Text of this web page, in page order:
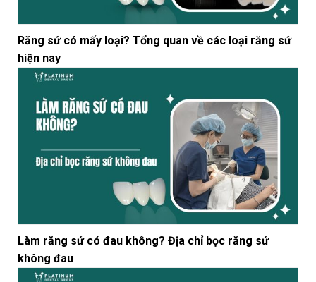
Răng sứ có mấy loại? Tổng quan về các loại răng sứ
hiện nay
Làm răng sứ có đau không? Địa chỉ bọc răng sứ
không đau